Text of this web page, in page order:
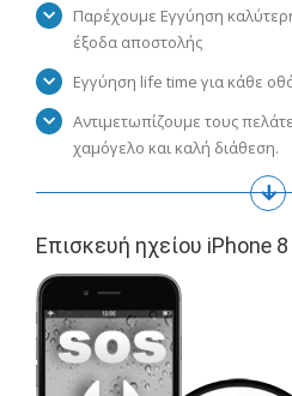
Παρέχουμε Εγγύηση
έξοδα αποστολής
Εγγύηση life time για κάθε
Αντιμετωπίζουμε τους
χαμόγελο και καλή διάθεση.
Επισκευή ηχείου iPhone